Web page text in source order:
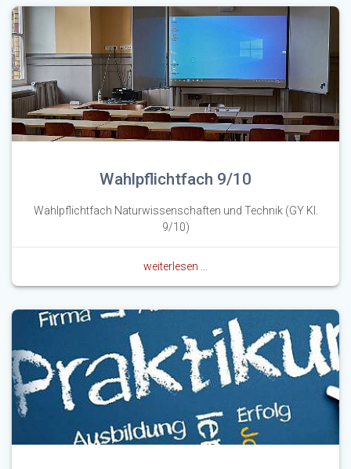
Wahlpflichtfach 9/10
Wahlpflichtfach Naturwissenschaften und Technik (GY Kl.
9/10)
weiterlesen …